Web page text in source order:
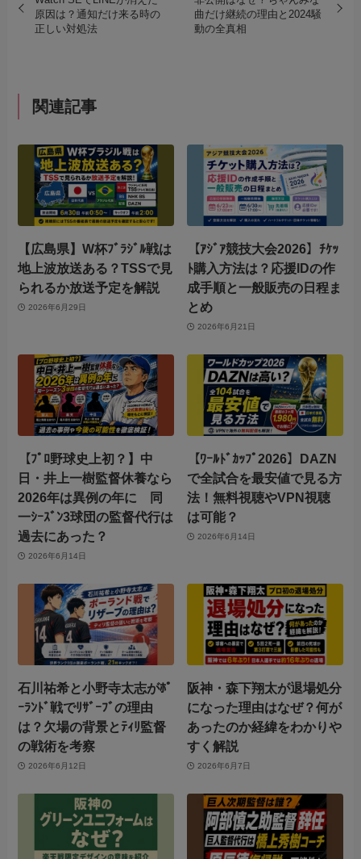
原因は？通知だけ来る時の
正しい対処法
曲だけ継続の理由と2024騒
動の全真相
関連記事
【広島県】W杯ﾌﾞﾗｼﾞﾙ戦は
地上波放送ある？TSSで見
られるか放送予定を解説
2026年6月29日
【ｱｼﾞｱ競技大会2026】ﾁｹｯ
ﾄ購入方法は？応援IDの作
成手順と一般販売の日程ま
とめ
2026年6月21日
【ﾌﾟﾛ野球史上初？】中
日・井上一樹監督休養なら
2026年は異例の年に 同
一ｼｰｽﾞﾝ3球団の監督代行は
過去にあった？
2026年6月14日
【ﾜｰﾙﾄﾞｶｯﾌﾟ2026】DAZN
で全試合を最安値で見る方
法！無料視聴やVPN視聴
は可能？
2026年6月14日
石川祐希と小野寺太志がﾎﾟ
ｰﾗﾝﾄﾞ戦でﾘｻﾞｰﾌﾞの理由
は？欠場の背景とﾃｨﾘ監督
の戦術を考察
2026年6月12日
阪神・森下翔太が退場処分
になった理由はなぜ？何が
あったのか経緯をわかりや
すく解説
2026年6月7日